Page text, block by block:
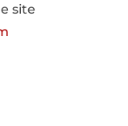
site